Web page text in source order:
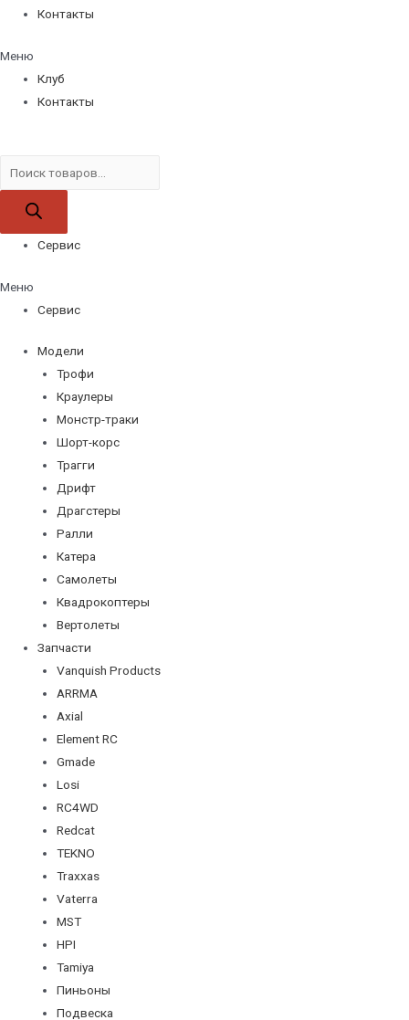
Контакты
Меню
Клуб
Контакты
товаров
Сервис
Меню
Сервис
Модели
Трофи
Краулеры
Монстр-траки
Шорт-корс
Трагги
Дрифт
Драгстеры
Ралли
Катера
Самолеты
Квадрокоптеры
Вертолеты
Запчасти
Vanquish Products
ARRMA
Axial
Element RC
Gmade
Losi
RC4WD
Redcat
TEKNO
Traxxas
Vaterra
MST
HPI
Tamiya
Пиньоны
Подвеска